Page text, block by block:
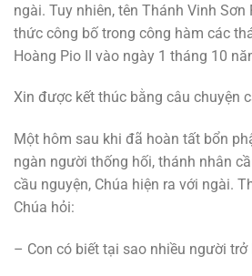
ngài. Tuy nhiên, tên Thánh Vinh Sơn
thức công bố trong công hàm các
Hoàng Pio II vào ngày 1 tháng 10
Xin được kết thúc bằng câu chuyện
Một hôm sau khi đã hoàn tất bổn
ngàn người thống hối, thánh nhân
cầu nguyện, Chúa hiện ra với ngài.
Chúa hỏi:
– Con có biết tại sao nhiều người trở